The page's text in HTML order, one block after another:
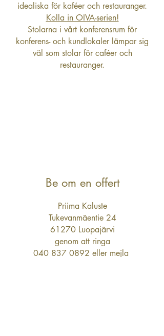
idealiska för kaféer och restauranger.
Kolla in OIVA-serien!
Stolarna i vårt konferensrum för
konferens- och kundlokaler lämpar sig
väl som stolar för caféer och
restauranger.
Be om en offert
Priima Kaluste
Tukevanmäentie 24
61270 Luopajärvi
genom att ringa
040 837 0892 eller mejla